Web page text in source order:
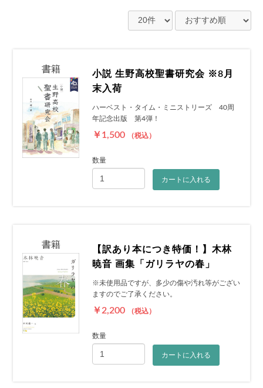
書籍
小説 生野高校聖書研究会 ※8月
末入荷
ハーベスト・タイム・ミニストリーズ 40周
年記念出版 第4弾！
￥1,500 （税込）
数量
カートに入れる
書籍
【訳あり本につき特価！】木林
暁音 画集「ガリラヤの春」
※未使用品ですが、多少の傷や汚れ等がござい
ますのでご了承ください。
￥2,200 （税込）
数量
カートに入れる